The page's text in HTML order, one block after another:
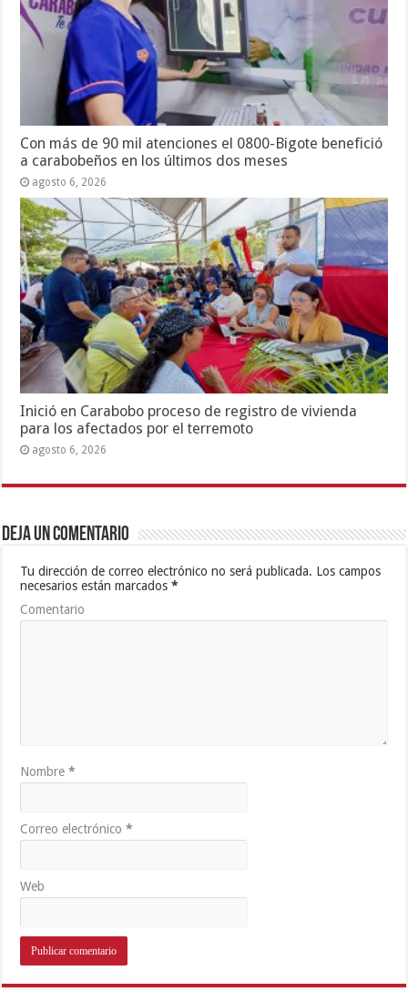
Con más de 90 mil atenciones el 0800-Bigote benefició
a carabobeños en los últimos dos meses
agosto 6, 2026
Inició en Carabobo proceso de registro de vivienda
para los afectados por el terremoto
agosto 6, 2026
Deja un comentario
Tu dirección de correo electrónico no será publicada. Los campos
necesarios están marcados*
Comentario
Nombre*
Correo electrónico*
Web